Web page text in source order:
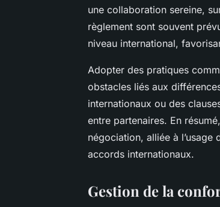
une collaboration sereine,
règlement sont souvent
niveau international,
Adopter des pratiques
obstacles liés aux
internationaux ou des
entre partenaires. En
négociation, alliée à
accords internationaux.
Gestion de la